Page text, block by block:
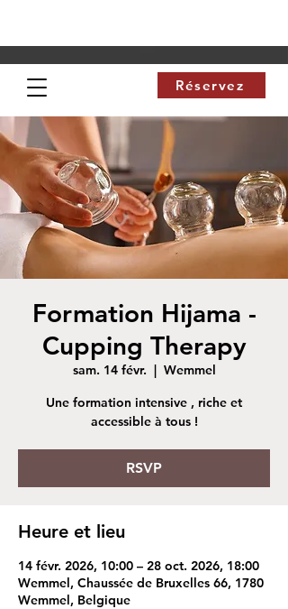
Réservez
Formation Hijama -
Cupping Therapy
sam. 14 févr.
  |
Wemmel
Une formation intensive , riche et
accessible à tous !
RSVP
Heure et lieu
14 févr. 2026, 10:00 – 28 oct. 2026, 18:00
Wemmel, Chaussée de Bruxelles 66, 1780
Wemmel, Belgique